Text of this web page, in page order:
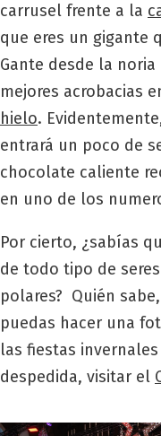
carrusel frente a la
que eres un gigante
Gante desde la noria
mejores acrobacias
hielo.
entrará un poco de
chocolate caliente
en uno de los
Por cierto, ¿sabías
de todo tipo de
polares? Quién
puedas hacer una
las fiestas
despedida, visitar el